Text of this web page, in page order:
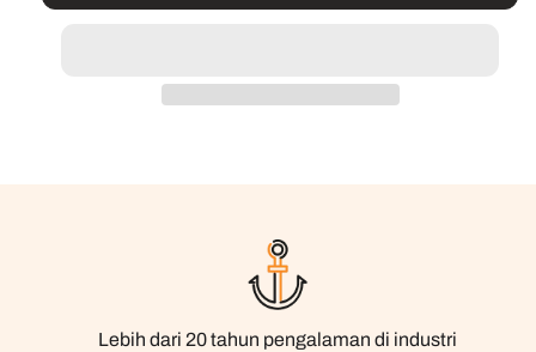
Lebih dari 20 tahun pengalaman di industri